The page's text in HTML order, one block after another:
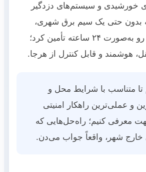
خورشیدی و سیستم‌های دزدگیر
بدون حتی یک سیم برق شهری،
امنیت باغ و سوله رو به‌صورت ۲۴ ساعته تأمین کرد؛
هوشمند و قابل کنترل از هرجا.
تا متناسب با شرایط محل و
و عملی‌ترین راهکار امنیتی
معرفی کنیم؛ راه‌حل‌هایی که
شهر، واقعاً جواب می‌دن.